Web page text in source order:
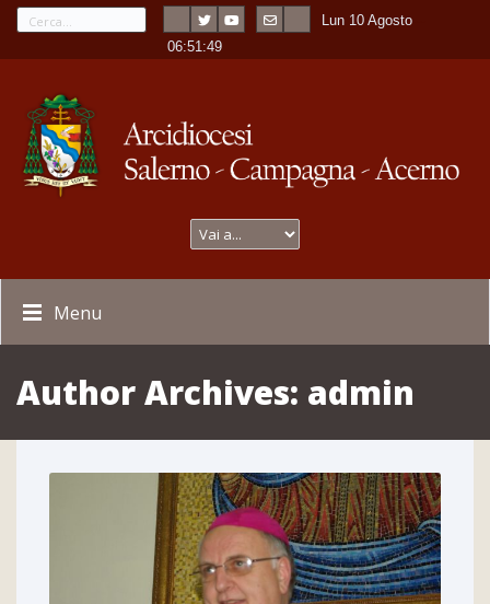
Lun 10 Agosto
-06:51:49
Menu
Author Archives: admin